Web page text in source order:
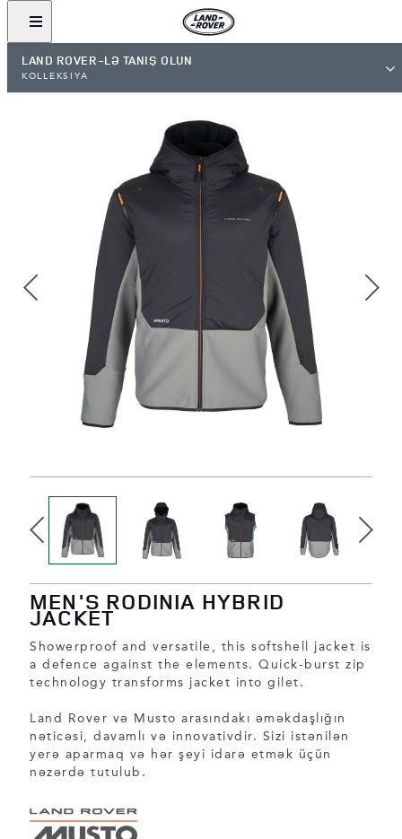
LAND ROVER-LƏ TANIŞ OLUN
KOLLEKSİYA
MEN'S RODINIA HYBRID
JACKET
Showerproof and versatile, this softshell jacket is
a defence against the elements. Quick-burst zip
technology transforms jacket into gilet.
Land Rover və Musto arasındakı əməkdaşlığın
nəticəsi, davamlı və innovativdir. Sizi istənilən
yerə aparmaq və hər şeyi idarə etmək üçün
nəzərdə tutulub.